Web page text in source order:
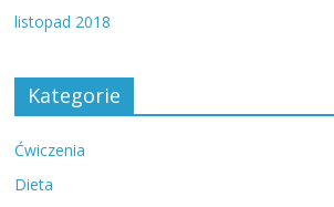
listopad 2018
Kategorie
Ćwiczenia
Dieta